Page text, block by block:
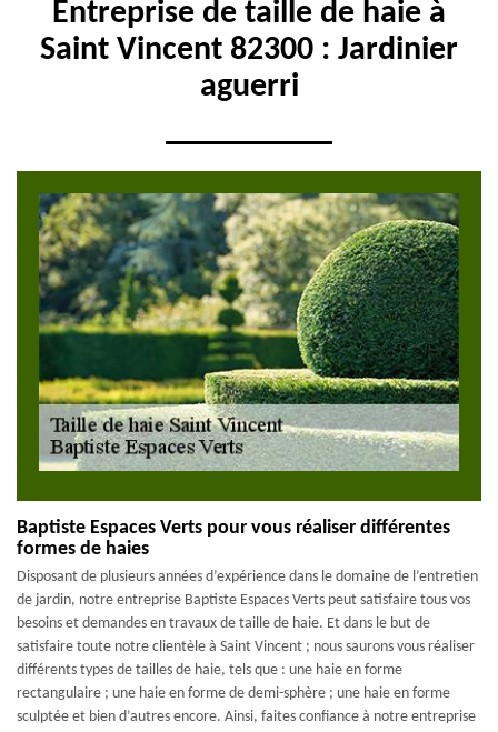
Entreprise de taille de haie à
Saint Vincent 82300 : Jardinier
aguerri
Baptiste Espaces Verts pour vous réaliser différentes
formes de haies
Disposant de plusieurs années d’expérience dans le domaine de l’entretien
de jardin, notre entreprise Baptiste Espaces Verts peut satisfaire tous vos
besoins et demandes en travaux de taille de haie. Et dans le but de
satisfaire toute notre clientèle à Saint Vincent ; nous saurons vous réaliser
différents types de tailles de haie, tels que : une haie en forme
rectangulaire ; une haie en forme de demi-sphère ; une haie en forme
sculptée et bien d’autres encore. Ainsi, faites confiance à notre entreprise